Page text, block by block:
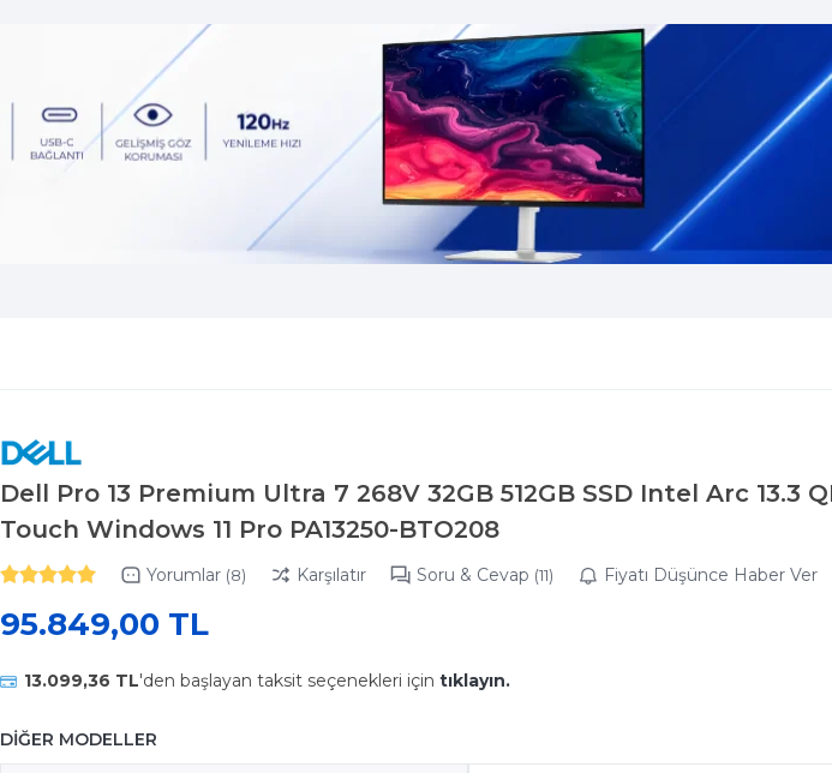
Dell Pro 13 Premium Ultra 7 268V 32GB 512GB SSD Intel Arc 13.3
Touch Windows 11 Pro PA13250-BTO208
Yorumlar (8) Karşılatır Soru & Cevap (11) Fiyatı Düşünce Haber Ver
95.849,00 TL
13.099,36 TL'den başlayan taksit seçenekleri için tıklayın.
DİĞER MODELLER